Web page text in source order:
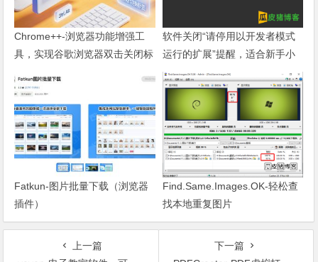
Chrome++-浏览器功能增强工
具，实现谷歌浏览器双击关闭标
软件关闭“请停用以开发者模式
运行的扩展”提醒，适合新手小
白
Fatkun-图片批量下载（浏览器
插件）
Find.Same.Images.OK-轻松查
找本地重复图片
上一篇
下一篇